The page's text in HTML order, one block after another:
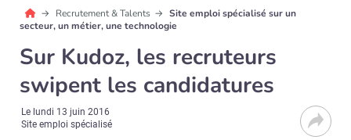
Recrutement & Talents
Site emploi spécialisé sur un
secteur, un métier, une technologie
Sur Kudoz, les recruteurs
swipent les candidatures
Le lundi 13 juin 2016
Site emploi spécialisé